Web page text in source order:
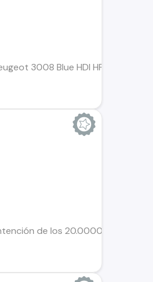
3008 Blue HDI HP 1.5 AUT,
de los 20.0000 mil KM.,